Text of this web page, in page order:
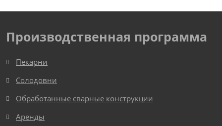
Производственная программа
Пекарни
Солодовни
Обработанные сварные конструкции
Аренды